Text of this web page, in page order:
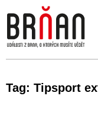
Tag: Tipsport